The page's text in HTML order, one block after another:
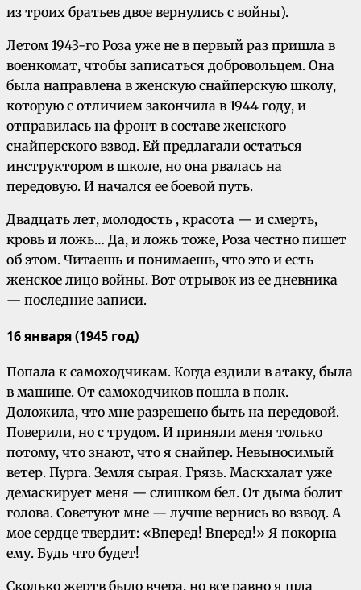
из троих братьев двое вернулись с войны).
Летом 1943-го Роза уже не в первый раз пришла в
военкомат, чтобы записаться добровольцем. Она
была направлена в женскую снайперскую школу,
которую с отличием закончила в 1944 году, и
отправилась на фронт в составе женского
снайперского взвод. Ей предлагали остаться
инструктором в школе, но она рвалась на
передовую. И начался ее боевой путь.
Двадцать лет, молодость , красота — и смерть,
кровь и ложь… Да, и ложь тоже, Роза честно пишет
об этом. Читаешь и понимаешь, что это и есть
женское лицо войны. Вот отрывок из ее дневника
— последние записи.
16 января (1945 год)
Попала к самоходчикам. Когда ездили в атаку, была
в машине. От самоходчиков пошла в полк.
Доложила, что мне разрешено быть на передовой.
Поверили, но с трудом. И приняли меня только
потому, что знают, что я снайпер. Невыносимый
ветер. Пурга. Земля сырая. Грязь. Маскхалат уже
демаскирует меня — слишком бел. От дыма болит
голова. Советуют мне — лучше вернись во взвод. А
мое сердце твердит: «Вперед! Вперед!» Я покорна
ему. Будь что будет!
Сколько жертв было вчера, но все равно я шла